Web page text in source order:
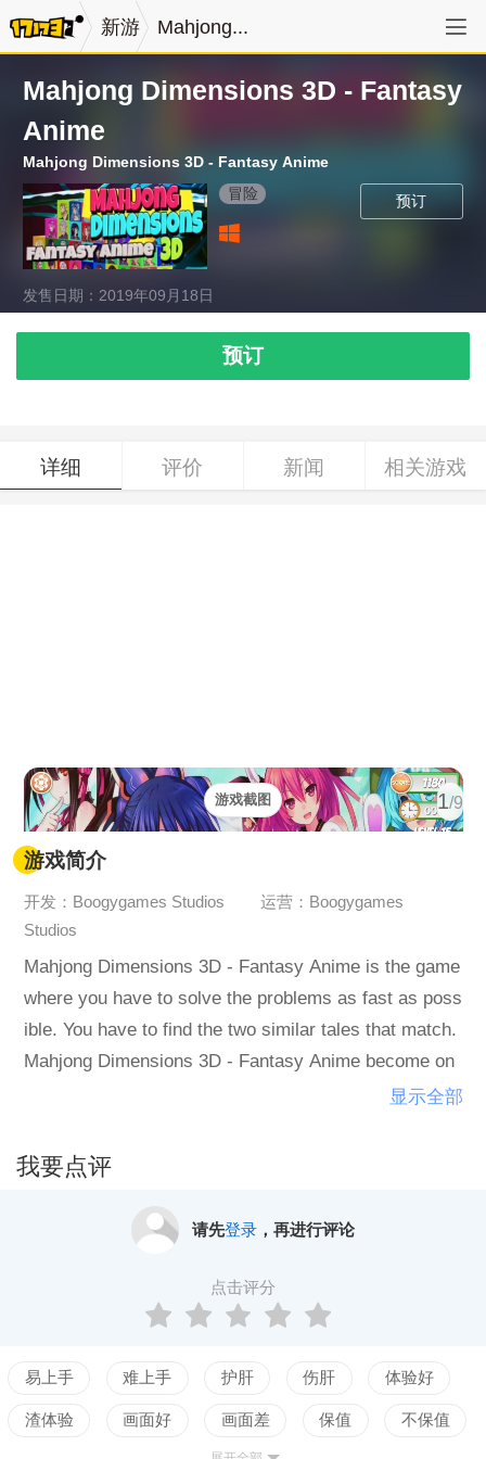
新游 Mahjong...
Mahjong Dimensions 3D - Fantasy
Anime
Mahjong Dimensions 3D - Fantasy Anime
预订
冒险
发售日期：2019年09月18日
预订
详细 评价 新闻 相关游戏
1/9
游戏截图
游戏简介
开发：Boogygames Studios
运营：Boogygames
Studios
Mahjong Dimensions 3D - Fantasy Anime is the game
where you have to solve the problems as fast as poss
ible. You have to find the two similar tales that match.
Mahjong Dimensions 3D - Fantasy Anime become on
e of the most popular free board game all over the wor
显示全部
我要点评
请先登录，再进行评论
点击评分
易上手 难上手 护肝 伤肝 体验好
渣体验 画面好 画面差 保值 不保值